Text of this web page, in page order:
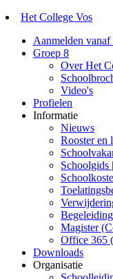
Het College Vos
Aanmelden vanaf
Groep 8
Over Het
Video's
Profielen
Informatie
Nieuws
Rooster en
Schoolgids
Magister
Office 365
Downloads
Organisatie